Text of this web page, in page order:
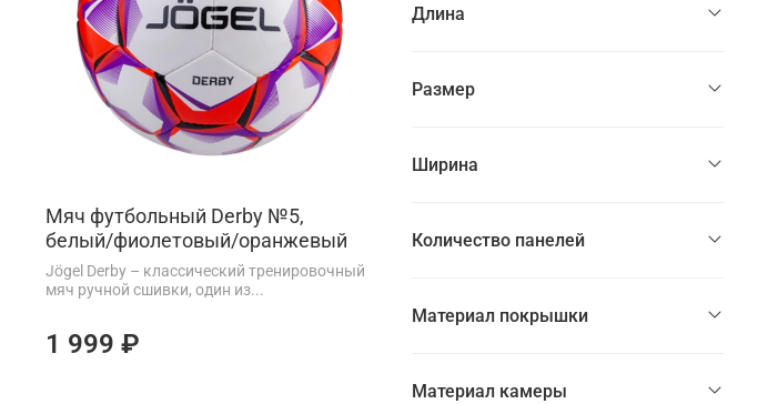
Мяч футбольный Derby №5,
белый/фиолетовый/оранжевый
Jögel Derby – классический тренировочный
мяч ручной сшивки, один из...
1 999 ₽
Длина
Размер
Ширина
Количество панелей
Материал покрышки
Материал камеры